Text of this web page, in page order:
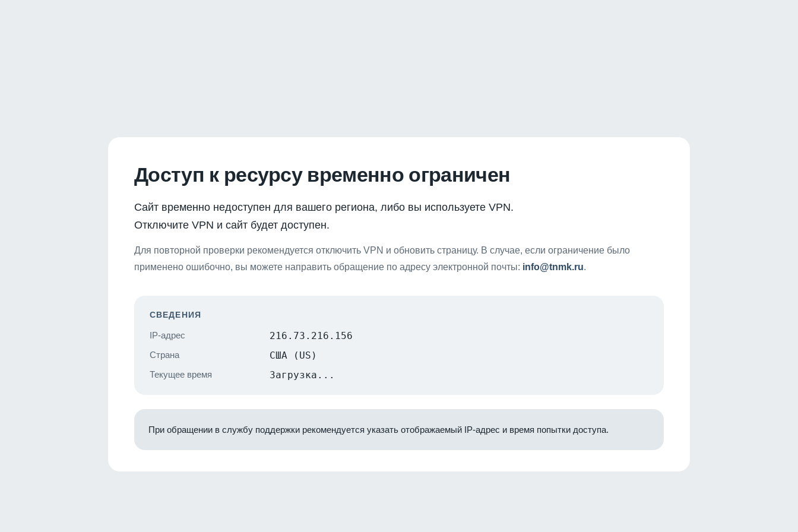
Доступ к ресурсу временно ограничен
Сайт временно недоступен для вашего региона, либо вы используете VPN.
Отключите VPN и сайт будет доступен.
Для повторной проверки рекомендуется отключить VPN и обновить страницу. В случае, если ограничение было
применено ошибочно, вы можете направить обращение по адресу электронной почты: info@tnmk.ru.
СВЕДЕНИЯ
IP-адрес 216.73.216.156
Страна США (US)
Текущее время Загрузка...
При обращении в службу поддержки рекомендуется указать отображаемый IP-адрес и время попытки доступа.